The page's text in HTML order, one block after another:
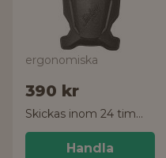
ergonomiska
390 kr
Skickas inom 24 timmar!
Handla